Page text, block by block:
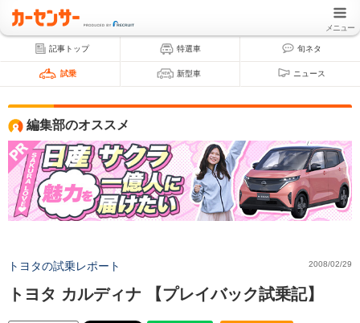
メニュー
記事トップ 特選車 旬ネタ
試乗 新型車 ニュース
編集部のオススメ
トヨタの試乗レポート 2008/02/29
トヨタ カルディナ 【プレイバック試乗記】